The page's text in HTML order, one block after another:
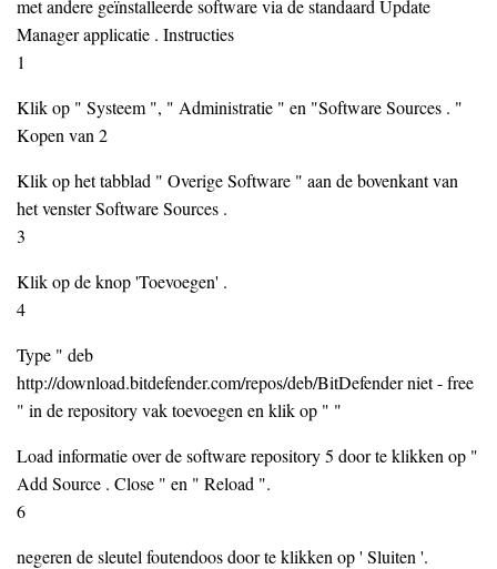
met andere geïnstalleerde software via de standaard Update
Manager applicatie . Instructies
1
Klik op " Systeem ", " Administratie " en "Software Sources . "
Kopen van 2
Klik op het tabblad " Overige Software " aan de bovenkant van
het venster Software Sources .
3
Klik op de knop 'Toevoegen' .
4
Type " deb
http://download.bitdefender.com/repos/deb/BitDefender niet - free
" in de repository vak toevoegen en klik op " "
Load informatie over de software repository 5 door te klikken op "
Add Source . Close " en " Reload ".
6
negeren de sleutel foutendoos door te klikken op ' Sluiten '.